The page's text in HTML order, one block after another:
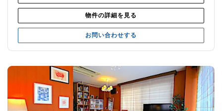
物件の詳細を見る
お問い合わせする